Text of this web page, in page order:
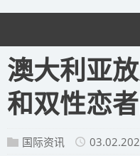
澳大利亚
和双性恋
国际资讯